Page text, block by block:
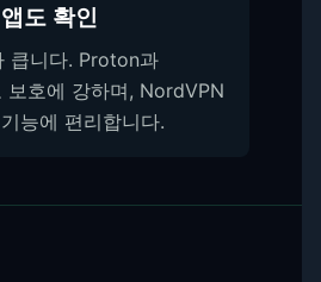
도 확인
큽니다. Proton과
호에 강하며, NordVPN
능에 편리합니다.